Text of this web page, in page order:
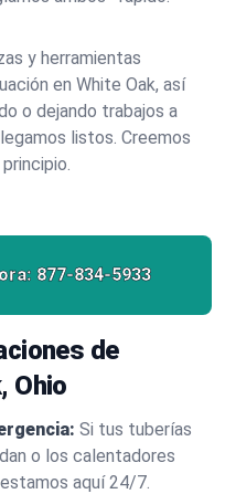
y herramientas
en White Oak, así
o dejando trabajos a
listos. Creemos
877-834-5933
de
Ohio
Si tus tuberías
o los calentadores
aquí 24/7.